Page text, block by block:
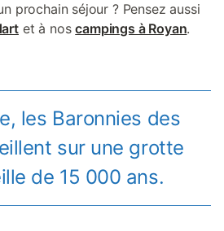
prochain séjour ? Pensez aussi
et à noscampings à Royan.
les Baronnies des
sur une grotte
de 15 000 ans.